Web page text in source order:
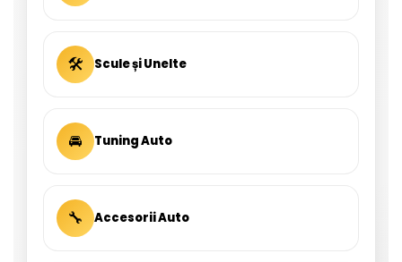
🛠 Scule și Unelte
🚘 Tuning Auto
🔧 Accesorii Auto